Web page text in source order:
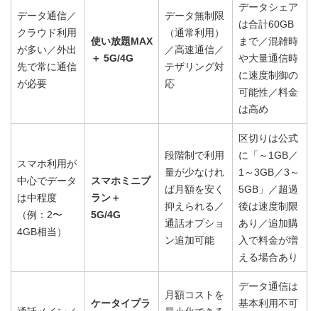
データ通信／
クラウド利用
が多い／外出
先で常に通信
が必要
使い放題MAX
＋ 5G/4G
データ無制限
（通常利用）
／高速通信／
テザリング対
応
データシェア
は合計60GB
まで／混雑時
や大量通信時
に速度制御の
可能性／料金
は高め
スマホ利用が
中心でデータ
は中程度
（例：2〜
4GB相当）
スマホミニプ
ラン＋
5G/4G
段階制で利用
量が少なけれ
ば月額を安く
抑えられる／
通話オプショ
ン追加可能
区切りは公式
に「～1GB／
1～3GB／3～
5GB」／超過
後は速度制限
あり／追加購
入で料金が増
える場合あり
ケータイプラ
月額コストを
データ通信は
基本利用不可